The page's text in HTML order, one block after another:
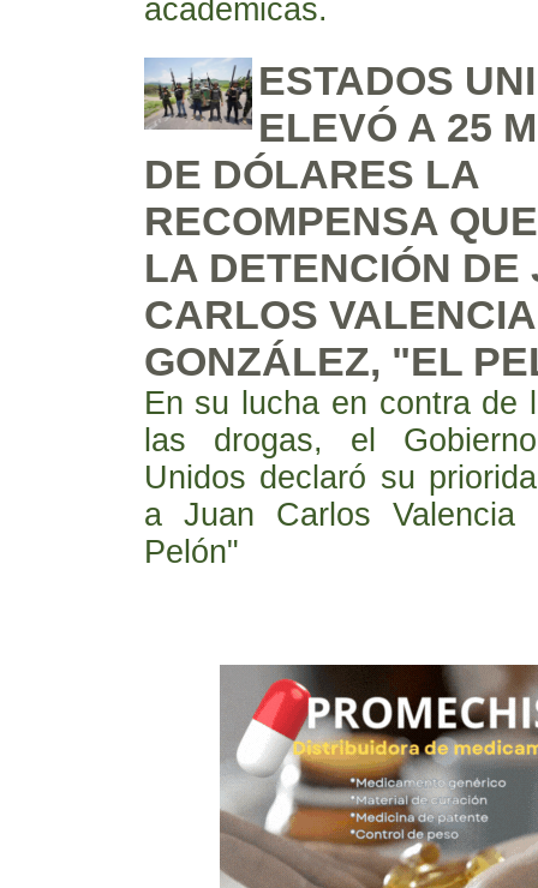
académicas.
ESTADOS
ELEVÓ A 25
DE DÓLARES LA
RECOMPENSA
LA DETENCIÓN DE
CARLOS VALENCIA
GONZÁLEZ, "EL
En su lucha en contra de
las drogas, el
Unidos declaró su
a Juan Carlos Valencia
Pelón"